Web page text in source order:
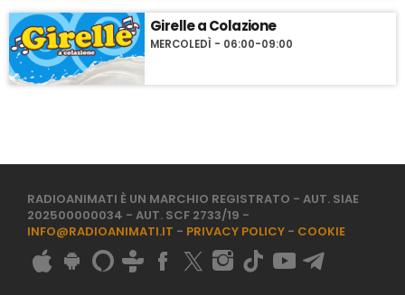
Girelle a Colazione
MERCOLEDÌ - 06:00-09:00
RADIOANIMATI È UN MARCHIO REGISTRATO - AUT. SIAE
202500000034 - AUT. SCF 2733/19 -
INFO@RADIOANIMATI.IT - PRIVACY POLICY - COOKIE